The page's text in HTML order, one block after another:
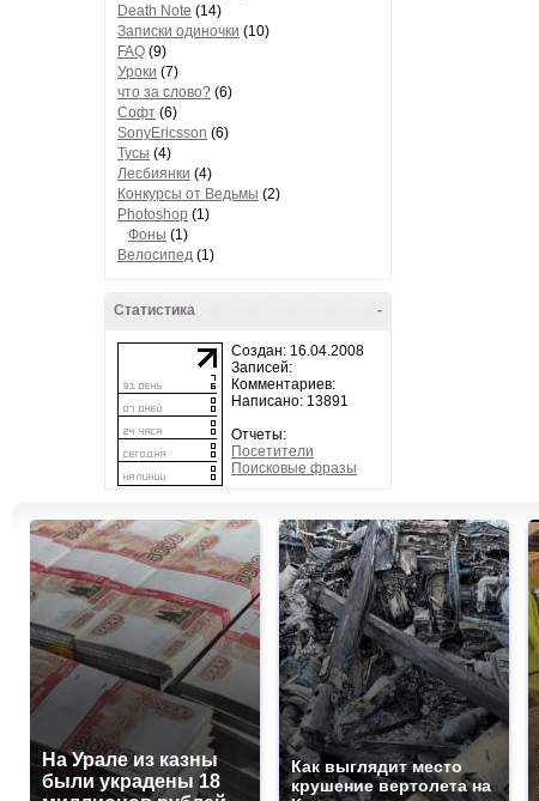
Death Note (14)
Записки одиночки (10)
FAQ (9)
Уроки (7)
что за слово? (6)
Софт (6)
SonyEricsson (6)
Тусы (4)
Лесбиянки (4)
Конкурсы от Ведьмы (2)
Photoshop (1)
Фоны (1)
Велосипед (1)
-
Статистика
Создан: 16.04.2008
Записей:
Комментариев:
Написано: 13891
Отчеты:
Посетители
Поисковые фразы
На Урале из казны
были украдены 18
Как выглядит место
крушение вертолета на